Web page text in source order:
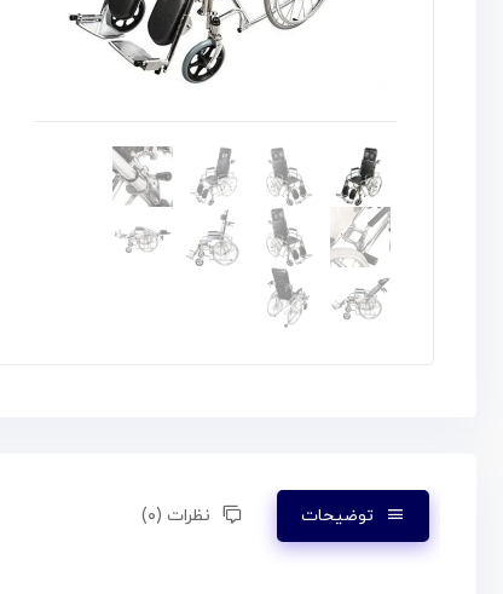
توضیحات نظرات (۰)